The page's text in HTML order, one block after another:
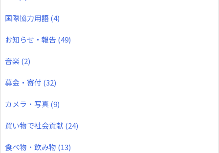
国際協力用語(4)
お知らせ・報告 (49)
音楽(2)
募金・寄付 (32)
カメラ・写真(9)
買い物で社会貢献 (24)
食べ物・飲み物 (13)